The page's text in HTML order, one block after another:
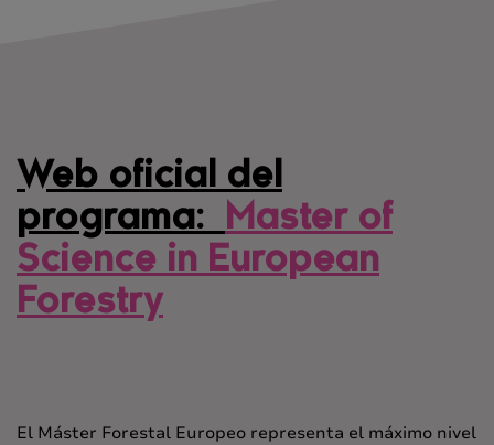
Web oficial del
programa: Master of
Science in European
Forestry
El Máster Forestal Europeo representa el máximo nivel